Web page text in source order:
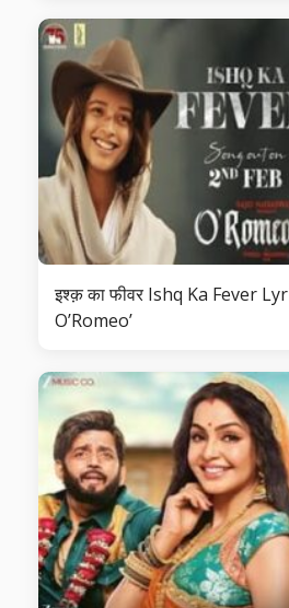
इश्क़ का फीवर Ishq Ka Fever
O’Romeo’